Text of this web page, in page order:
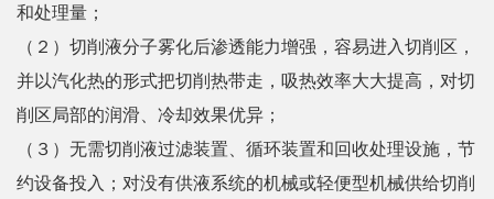
和处理量；
（２）切削液分子雾化后渗透能力增强，容易进入切削区，
并以汽化热的形式把切削热带走，吸热效率大大提高，对切
削区局部的润滑、冷却效果优异；
（３）无需切削液过滤装置、循环装置和回收处理设施，节
约设备投入；对没有供液系统的机械或轻便型机械供给切削